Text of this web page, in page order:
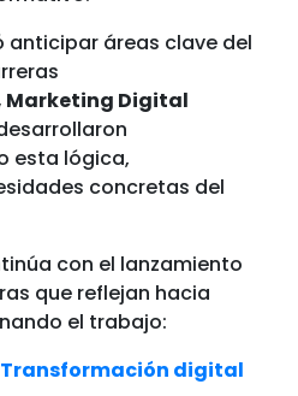
anticipar áreas clave del
Marketing Digital
esta lógica,
concretas del
con el lanzamiento
que reflejan hacia
el trabajo:
Transformación digital